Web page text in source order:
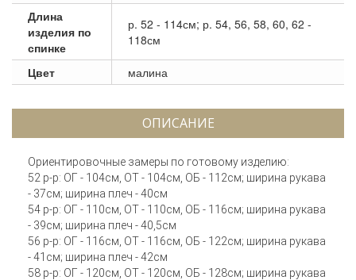
Длина
изделия по
спинке
р. 52 - 114см; р. 54, 56, 58, 60, 62 -
118см
Цвет малина
ОПИСАНИЕ
Ориентировочные замеры по готовому изделию:
52 р-р: ОГ - 104см, ОТ - 104см, ОБ - 112см; ширина рукава
- 37см; ширина плеч - 40см
54 р-р: ОГ - 110см, ОТ - 110см, ОБ - 116см; ширина рукава
- 39см; ширина плеч - 40,5см
56 р-р: ОГ - 116см, ОТ - 116см, ОБ - 122см; ширина рукава
- 41см; ширина плеч - 42см
58 р-р: ОГ - 120см, ОТ - 120см, ОБ - 128см; ширина рукава